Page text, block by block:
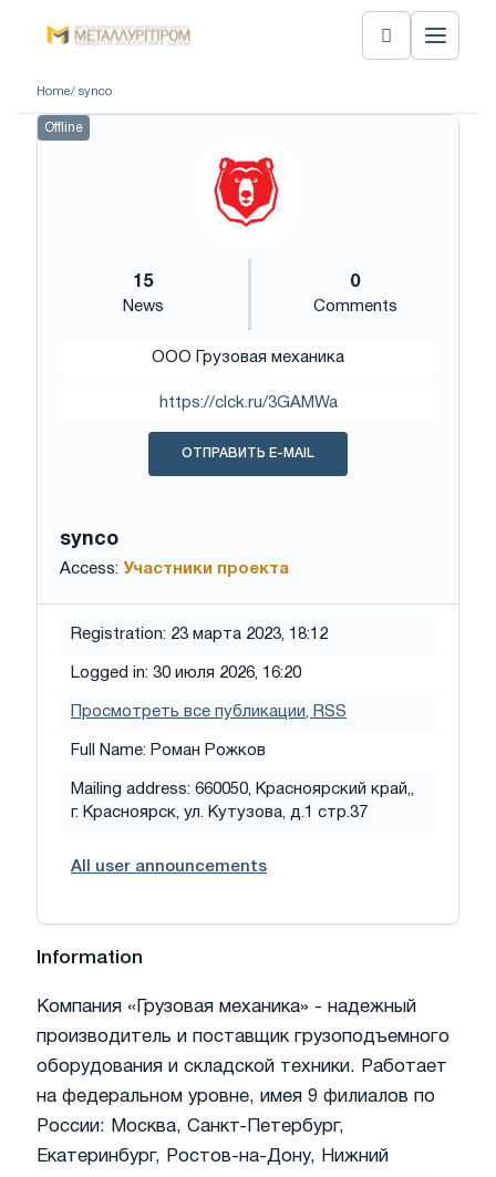
Home/ synco
Offline
15
News
0
Comments
ООО Грузовая механика
https://clck.ru/3GAMWa
ОТПРАВИТЬ E-MAIL
synco
Access: Участники проекта
Registration: 23 марта 2023, 18:12
Logged in: 30 июля 2026, 16:20
Просмотреть все публикации, RSS
Full Name: Роман Рожков
Mailing address: 660050, Красноярский край,,
г. Красноярск, ул. Кутузова, д.1 стр.37
All user announcements
Information
Компания «Грузовая механика» - надежный
производитель и поставщик грузоподъемного
оборудования и складской техники. Работает
на федеральном уровне, имея 9 филиалов по
России: Москва, Санкт-Петербург,
Екатеринбург, Ростов-на-Дону, Нижний